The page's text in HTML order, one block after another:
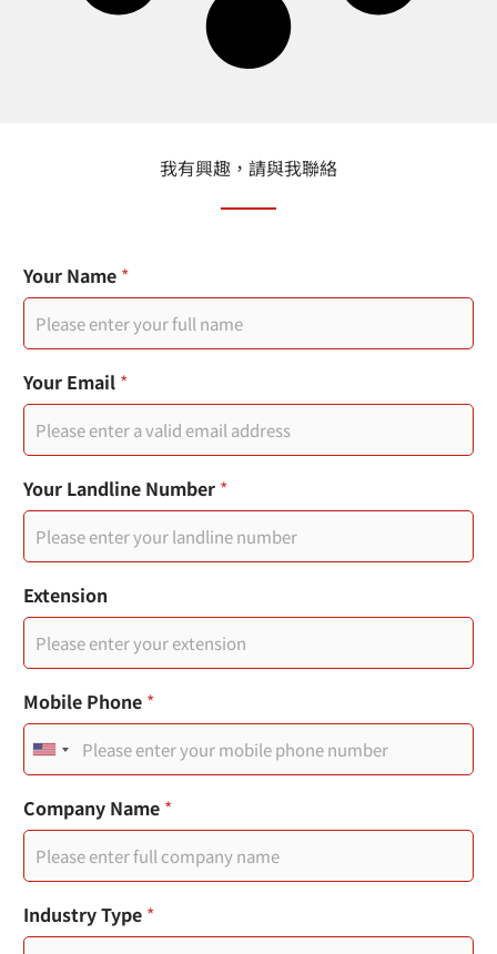
我有興趣，請與我聯絡
T
y
e
的
姓
名
Your Name *
Your Email *
Your Landline Number *
Extension
Mobile Phone *
U
i
t
e
d
Company Name *
Industry Type *